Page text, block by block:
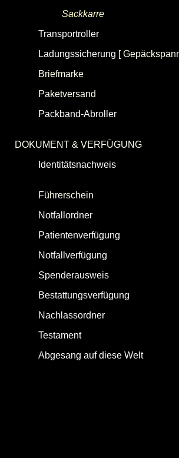
Sackkarre
Transportroller
Ladungssicherung [
Briefmarke
Paketversand
Packband-Abroller
DOKUMENT & VERFÜGUNG
Identitätsnachweis
Führerschein
Notfallordner
Patientenverfügung
Notfallverfügung
Spenderausweis
Bestattungsverfügung
Nachlassordner
Testament
Abgesang auf diese Welt